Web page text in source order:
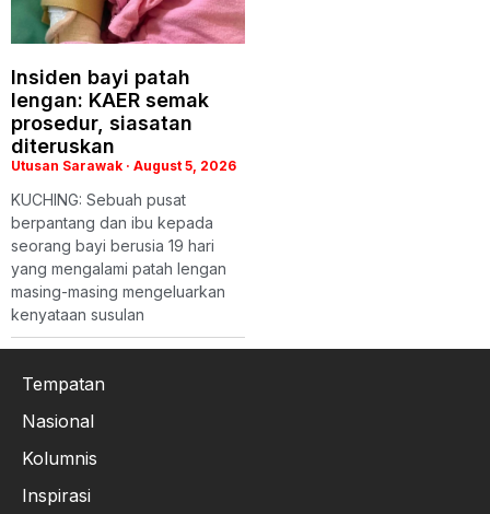
Insiden bayi patah
lengan: KAER semak
prosedur, siasatan
diteruskan
Utusan Sarawak August 5, 2026
KUCHING: Sebuah pusat
berpantang dan ibu kepada
seorang bayi berusia 19 hari
yang mengalami patah lengan
masing-masing mengeluarkan
kenyataan susulan
Tempatan
Nasional
Kolumnis
Inspirasi